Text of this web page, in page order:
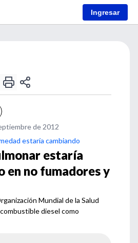
Ingresar
de 2012
estaría cambiando
estaría
en no fumadores y
Mundial de la Salud
diesel como